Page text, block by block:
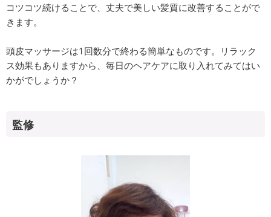
コツコツ続けることで、丈夫で美しい髪質に改善することがで
きます。
頭皮マッサージは1回数分で終わる簡単なものです。リラック
ス効果もありますから、毎日のヘアケアに取り入れてみてはい
かがでしょうか？
監修